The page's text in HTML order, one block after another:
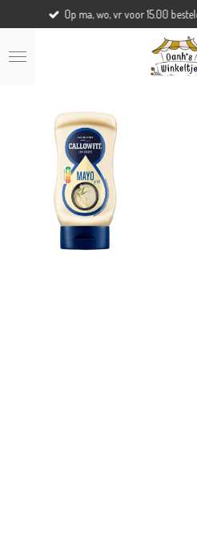
direct
naar
de
Op ma, wo, vr voor 15.00